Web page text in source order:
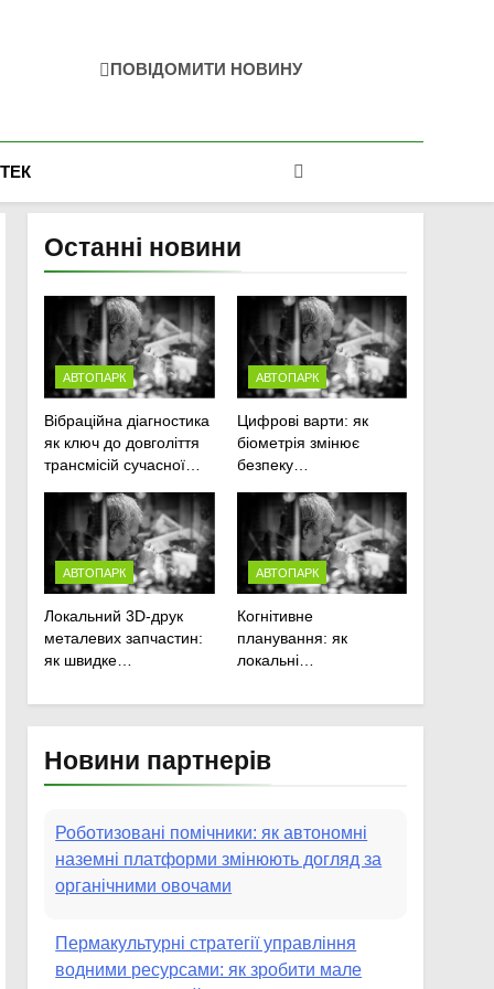
ПОВІДОМИТИ НОВИНУ
Останні новини
АВТОПАРК
Вібраційна діагностика
як ключ до довголіття
трансмісій сучасної
АВТОПАРК
Цифрові варти: як
біометрія змінює
безпеку
АВТОПАРК
Локальний 3D-друк
металевих запчастин:
як швидке
посівну
АВТОПАРК
Когнітивне
планування: як
локальні
змінюють графіки
польових робіт
Новини партнерів
Роботизовані помічники: як автономні
наземні платформи змінюють догляд за
органічними овочами
Пермакультурні стратегії управління
водними ресурсами: як зробити мале